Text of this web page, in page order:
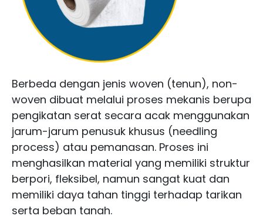
Berbeda dengan jenis woven (tenun), non-
woven dibuat melalui proses mekanis berupa
pengikatan serat secara acak menggunakan
jarum-jarum penusuk khusus (needling
process) atau pemanasan. Proses ini
menghasilkan material yang memiliki struktur
berpori, fleksibel, namun sangat kuat dan
memiliki daya tahan tinggi terhadap tarikan
serta beban tanah.